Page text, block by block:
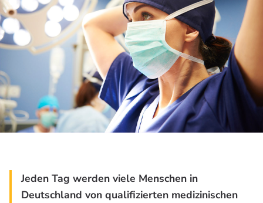
Jeden Tag werden viele Menschen in
Deutschland von qualifizierten medizinischen